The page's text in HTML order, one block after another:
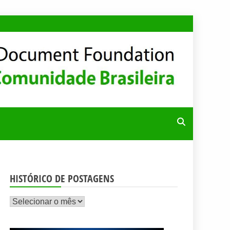
HISTÓRICO DE POSTAGENS
Histórico
postagens